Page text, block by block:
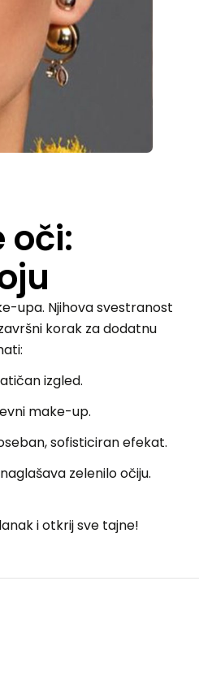
oči:
upa. Njihova svestranost
korak za dodatnu
izgled.
make-up.
sofisticiran efekat.
zelenilo očiju.
i otkrij sve tajne!